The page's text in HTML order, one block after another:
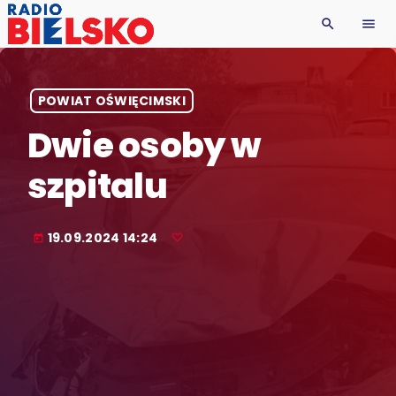
search menu
POWIAT OŚWIĘCIMSKI
Dwie osoby w
szpitalu
today 19.09.2024 14:24